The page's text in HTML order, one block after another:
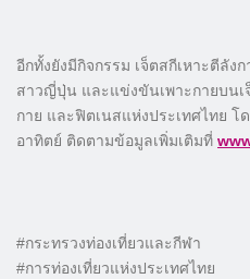
อีกทั้งยังมีกิจกรรม เจ็ตสกีเหาะตีลัง
สาวญี่ปุ่น และแข่งขันเพาะกายบนเ
กาย และฟิตเนสแห่งประเทศไทย โ
อาทิตย์ ติดตามข้อมูลเพิ่มเติมที่
#กระทรวงท่องเที่ยวและกีฬา
#การท่องเที่ยวแห่งประเทศไทย